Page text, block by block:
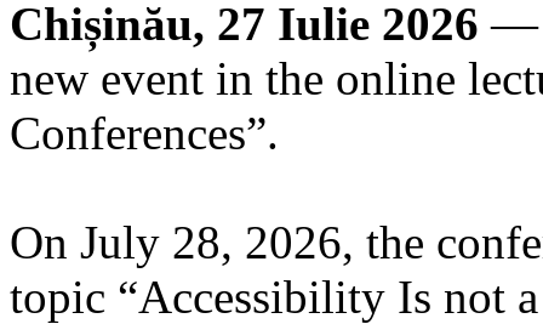
Chișinău, 27 Iulie 2026 —
new event in the online
Conferences”.
On July 28, 2026, the
topic “Accessibility Is not